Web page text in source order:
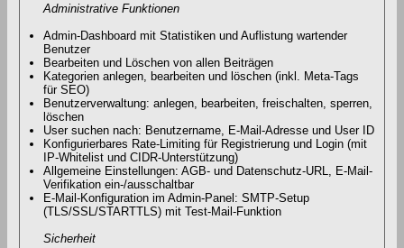
Administrative Funktionen
Admin-Dashboard mit Statistiken und Auflistung wartender
Benutzer
Bearbeiten und Löschen von allen Beiträgen
Kategorien anlegen, bearbeiten und löschen (inkl. Meta-Tags
für SEO)
Benutzerverwaltung: anlegen, bearbeiten, freischalten, sperren,
löschen
User suchen nach: Benutzername, E-Mail-Adresse und User ID
Konfigurierbares Rate-Limiting für Registrierung und Login (mit
IP-Whitelist und CIDR-Unterstützung)
Allgemeine Einstellungen: AGB- und Datenschutz-URL, E-Mail-
Verifikation ein-/ausschaltbar
E-Mail-Konfiguration im Admin-Panel: SMTP-Setup
(TLS/SSL/STARTTLS) mit Test-Mail-Funktion
Sicherheit